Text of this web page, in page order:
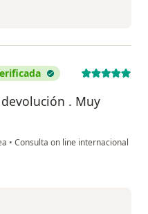
. Muy
• Consulta on line internacional